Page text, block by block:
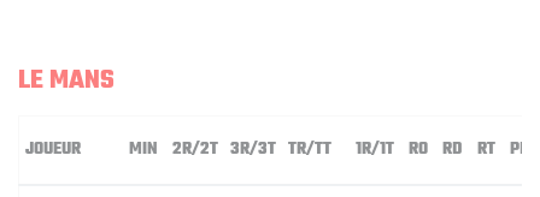
LE MANS
JOUEUR MIN 2R/2T 3R/3T TR/TT 1R/1T RO RD RT PD